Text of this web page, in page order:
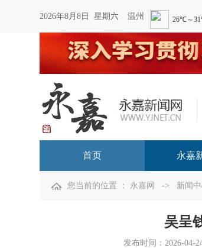
2026年8月8日 星期六 温州
首页 永嘉
您当前的位置 ： 永嘉网 -> 新闻
吴呈
发布时间： 2026-04-